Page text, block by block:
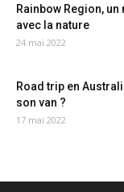
Rainbow Region,
avec la nature
24 mai 2022
Road trip en
son van ?
17 mai 2022